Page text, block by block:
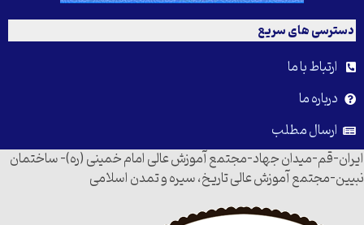
دسترسی های سریع
ارتباط با ما
درباره ما
ارسال مطلب
ایران-قم-میدان جهاد-مجتمع آموزش عالی امام خمینی (ره)- ساختمان
نبیین-مجتمع آموزش عالی تاریخ، سیره و تمدن اسلامی